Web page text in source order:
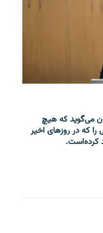
می‌گوید که هیچ
را که در روزهای اخیر
کرده‌است.